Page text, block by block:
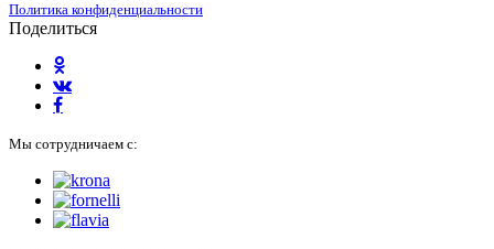
Политика конфиденциальности
Поделиться
Мы сотрудничаем с: